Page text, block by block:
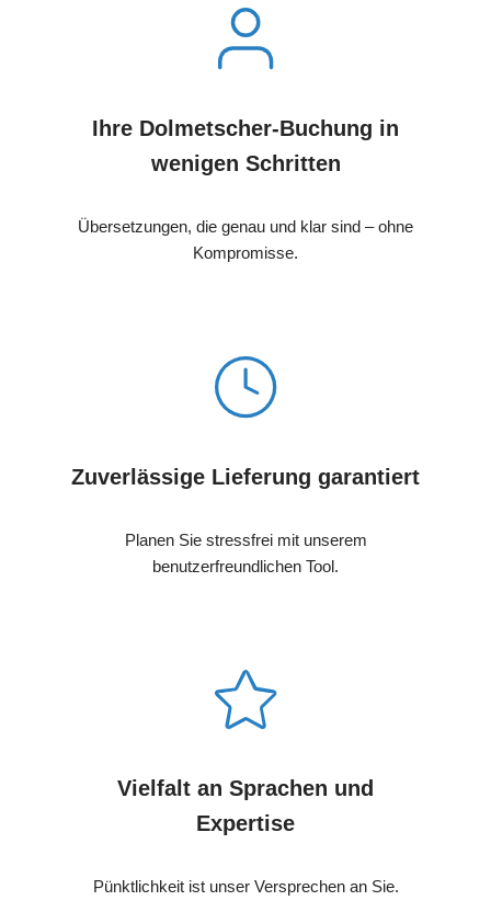
Ihre Dolmetscher-Buchung in
wenigen Schritten
Übersetzungen, die genau und klar sind – ohne
Kompromisse.
Zuverlässige Lieferung garantiert
Planen Sie stressfrei mit unserem
benutzerfreundlichen Tool.
Vielfalt an Sprachen und
Expertise
Pünktlichkeit ist unser Versprechen an Sie.